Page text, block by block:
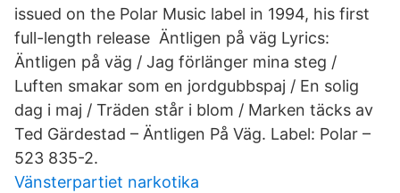
issued on the Polar Music label in 1994, his first
full-length release Äntligen på väg Lyrics:
Äntligen på väg / Jag förlänger mina steg /
Luften smakar som en jordgubbspaj / En solig
dag i maj / Träden står i blom / Marken täcks av
Ted Gärdestad – Äntligen På Väg. Label: Polar –
523 835-2.
Vänsterpartiet narkotika